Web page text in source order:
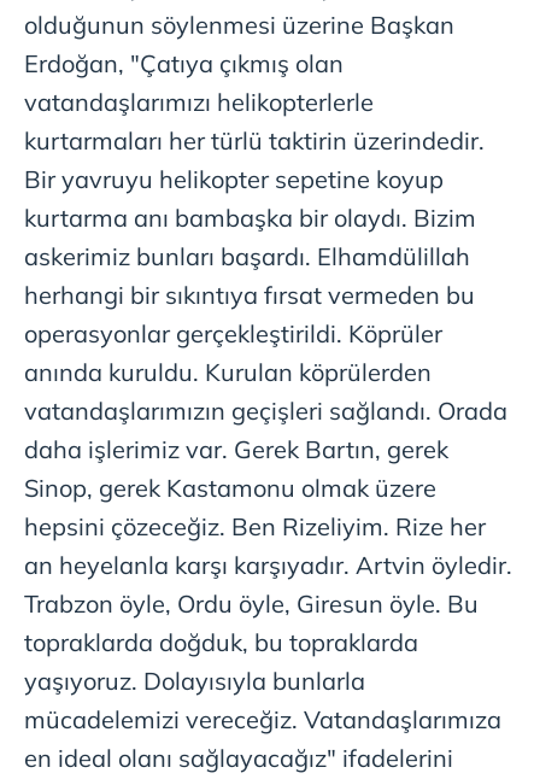
olduğunun söylenmesi üzerine Başkan
Erdoğan, "Çatıya çıkmış olan
vatandaşlarımızı helikopterlerle
kurtarmaları her türlü taktirin üzerindedir.
Bir yavruyu helikopter sepetine koyup
kurtarma anı bambaşka bir olaydı. Bizim
askerimiz bunları başardı. Elhamdülillah
herhangi bir sıkıntıya fırsat vermeden bu
operasyonlar gerçekleştirildi. Köprüler
anında kuruldu. Kurulan köprülerden
vatandaşlarımızın geçişleri sağlandı. Orada
daha işlerimiz var. Gerek Bartın, gerek
Sinop, gerek Kastamonu olmak üzere
hepsini çözeceğiz. Ben Rizeliyim. Rize her
an heyelanla karşı karşıyadır. Artvin öyledir.
Trabzon öyle, Ordu öyle, Giresun öyle. Bu
topraklarda doğduk, bu topraklarda
yaşıyoruz. Dolayısıyla bunlarla
mücadelemizi vereceğiz. Vatandaşlarımıza
en ideal olanı sağlayacağız" ifadelerini